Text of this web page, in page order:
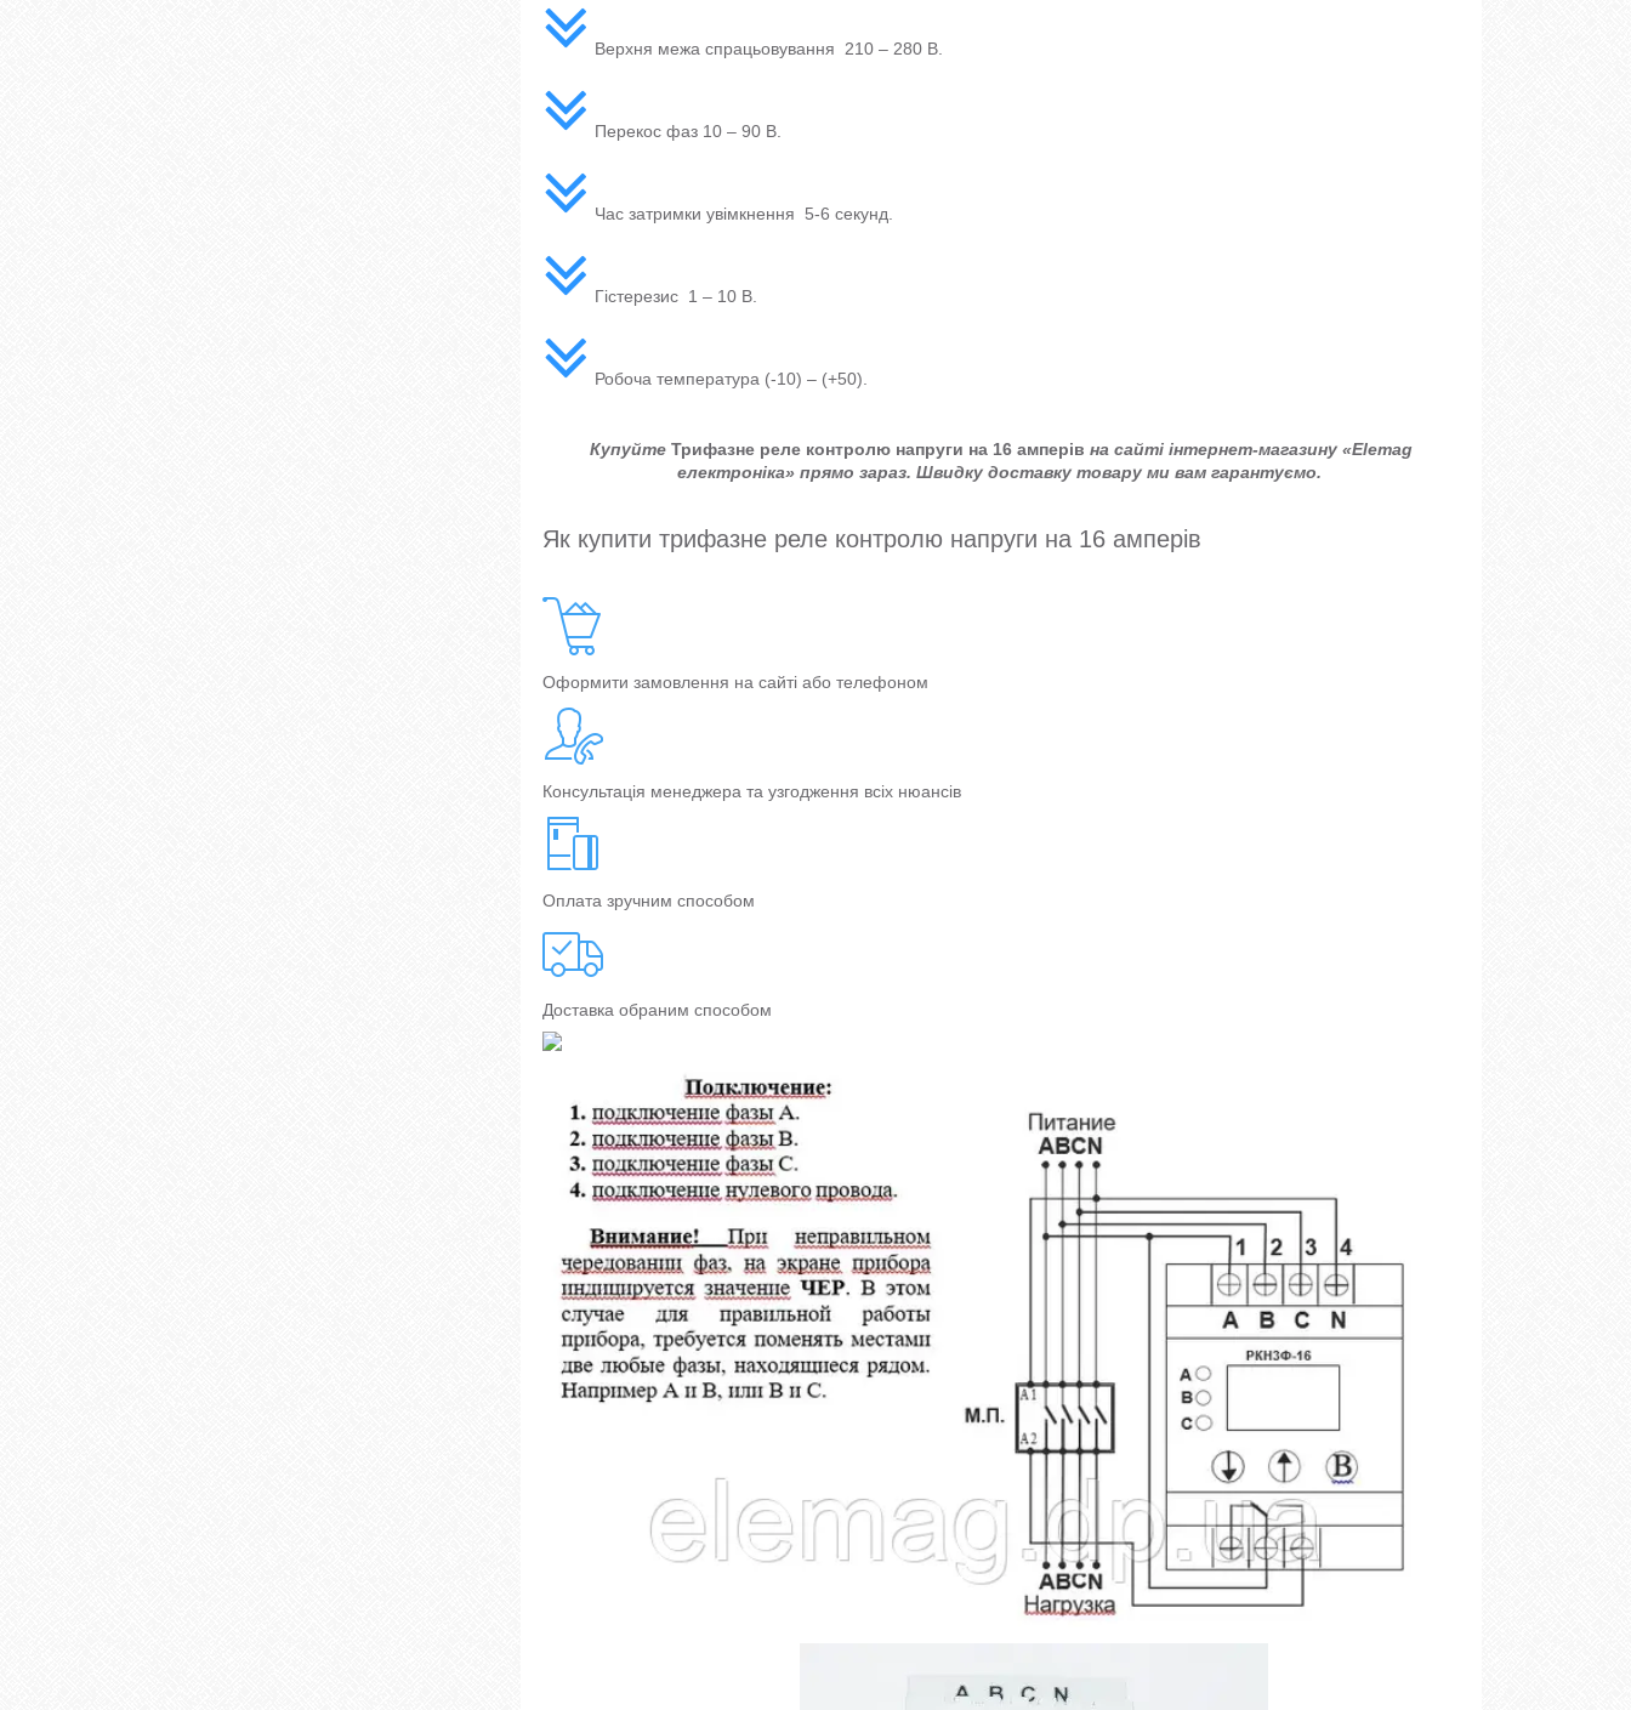
Верхня межа спрацьовування 210 – 280 В.
Перекос фаз 10 – 90 В.
Час затримки увімкнення 5-6 секунд.
Гістерезис 1 – 10 В.
Робоча температура (-10) – (+50).
Купуйте Трифазне реле контролю напруги на 16 амперів на сайті інтернет-магазину «Elemag
електроніка» прямо зараз. Швидку доставку товару ми вам гарантуємо.
Як купити трифазне реле контролю напруги на 16 амперів
Оформити замовлення на сайті або телефоном
Консультація менеджера та узгодження всіх нюансів
Оплата зручним способом
Доставка обраним способом